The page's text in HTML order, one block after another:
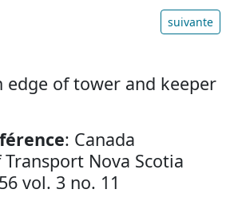
suivante
edge of tower and keeper
: Canada
Nova Scotia
vol. 3 no. 11